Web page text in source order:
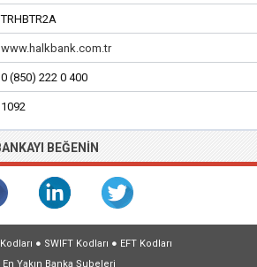
TRHBTR2A
www.halkbank.com.tr
0 (850) 222 0 400
1092
BEĞENIN
● SWIFT Kodları ● EFT Kodları
En Yakın Banka Şubeleri